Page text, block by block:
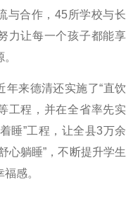
与合作，45所学校与长
力让每一个孩子都能享
来德清还实施了“直饮
工程，并在全省率先实
睡”工程，让全县3万余
心躺睡”，不断提升学生
感。